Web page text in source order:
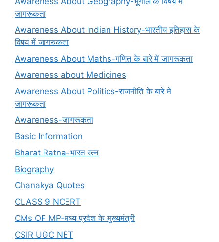
जागरूकता
Awareness About Indian History-भारतीय इतिहास के
विषय में जागरुकता
Awareness About Maths-गणित के बारे में जागरूकता
Awareness about Medicines
Awareness About Politics-राजनीति के बारे में
जागरूकता
Awareness-जागरूकता
Basic Information
Bharat Ratna-भारत रत्न
Biography
Chanakya Quotes
CLASS 9 NCERT
CMs OF MP-मध्य प्रदेश के मुख्यमंत्री
CSIR UGC NET